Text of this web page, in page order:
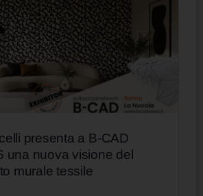
presenta a B-CAD
una nuova visione del
murale tessile